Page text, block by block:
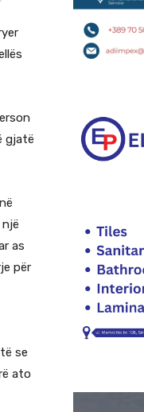
gjatë
as
për
se
ato